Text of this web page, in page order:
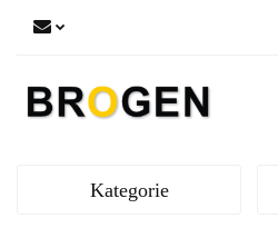
Kategorie